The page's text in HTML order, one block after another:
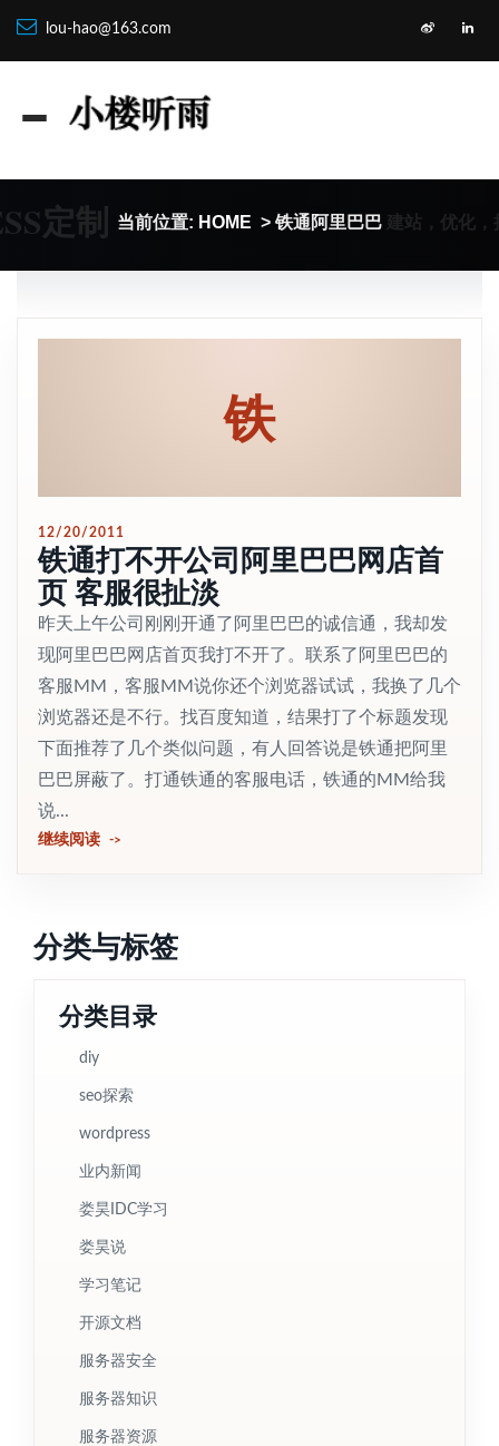
lou-hao@163.com
定制 当前位置: HOME > 铁通阿里巴巴 建站，优化，
铁
12/20/2011
铁通打不开公司阿里巴巴网店首
页 客服很扯淡
昨天上午公司刚刚开通了阿里巴巴的诚信通，我却发
现阿里巴巴网店首页我打不开了。联系了阿里巴巴的
客服MM，客服MM说你还个浏览器试试，我换了几个
浏览器还是不行。找百度知道，结果打了个标题发现
下面推荐了几个类似问题，有人回答说是铁通把阿里
巴巴屏蔽了。打通铁通的客服电话，铁通的MM给我
说...
继续阅读
分类与标签
分类目录
diy
seo探索
wordpress
业内新闻
娄昊IDC学习
娄昊说
学习笔记
开源文档
服务器安全
服务器知识
服务器资源